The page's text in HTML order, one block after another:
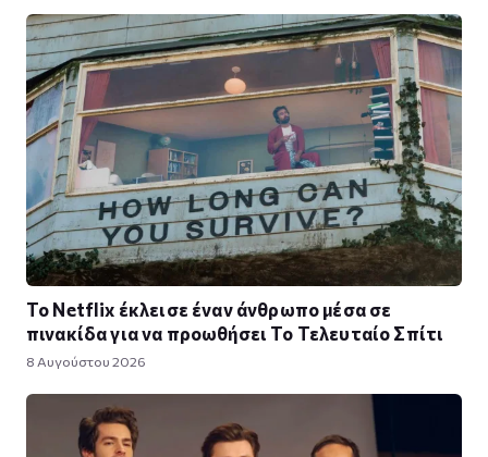
Το Netflix έκλεισε έναν άνθρωπο μέσα σε
πινακίδα για να προωθήσει Το Τελευταίο Σπίτι
8 Αυγούστου 2026